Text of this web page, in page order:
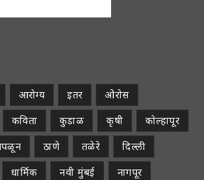
आरोग्य इतर
ओरोस
कविता कुडाळ कृषी
कोल्हापूर
ठाणे तळेरे
दिल्ली
धार्मिक नवी मुंबई
नागपूर